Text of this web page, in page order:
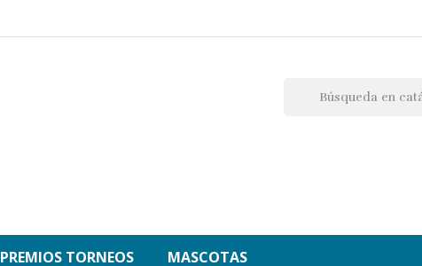
PREMIOS TORNEOS MASCOTAS